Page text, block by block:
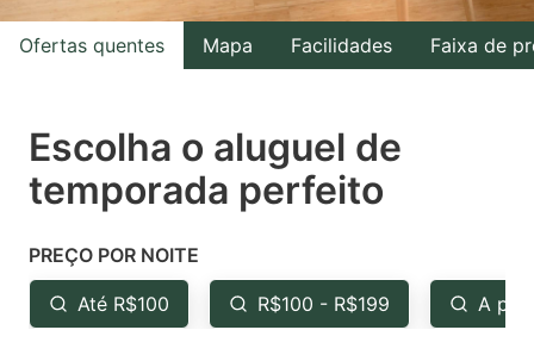
with
the
select
a
Press
the
question
with
the
select
a
the
question
Ofertas quentes Mapa Facilidades Faixa de
Escolha o aluguel de
temporada perfeito
PREÇO POR NOITE
Até R$100 R$100 - R$199 A